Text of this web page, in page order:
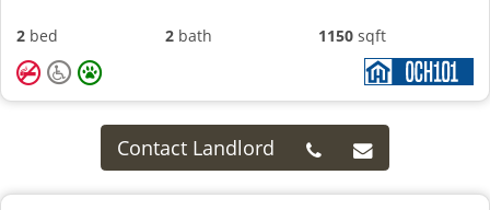
2 bed 2bath 1150 sqft
Contact Landlord